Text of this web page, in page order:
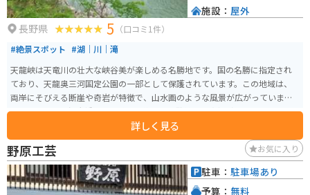
長野県 5 （口コミ1件）
#絶景スポット #湖｜川｜滝
天龍峡は天竜川の壮大な峡谷美が楽しめる名勝地です。国の名勝に指定され
ており、天龍奥三河国定公園の一部として保護されています。この地域は、
両岸にそびえる断崖や奇岩が特徴で、山水画のような風景が広がっていま
す。特に、天龍峡大橋からの眺めは絶景で、散策や写真撮影に最適です。ま
た、川下り舟も人気で、水面から峡谷の美しさを間近に感じることができま
す。四季折々の自然の変化を楽しむことができ、春の桜や秋の紅葉シーズンは
特に美しいです。
詳しく見る
施設： 屋外
野原工芸 お気に入り
駐車： 駐車場あり
予算： 無料